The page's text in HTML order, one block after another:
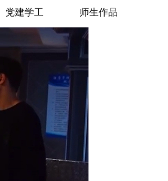
党建学工 师生作品